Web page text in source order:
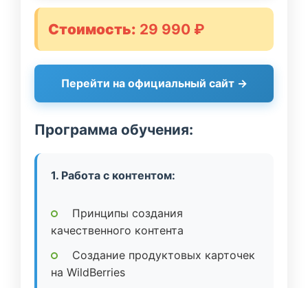
Стоимость: 29 990 ₽
Перейти на официальный сайт →
Программа обучения:
1. Работа с контентом:
Принципы создания
качественного контента
Создание продуктовых карточек
на WildBerries